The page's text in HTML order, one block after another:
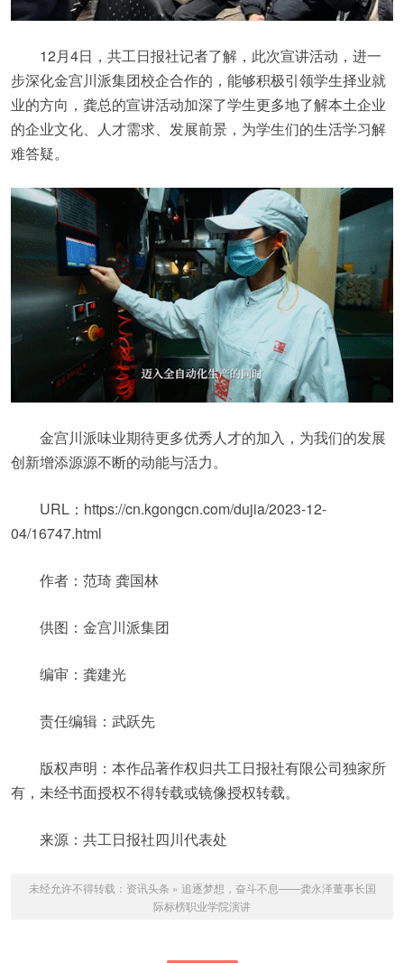
12月4日，共工日报社记者了解，此次宣讲活动，进一
步深化金宫川派集团校企合作的，能够积极引领学生择业就
业的方向，龚总的宣讲活动加深了学生更多地了解本土企业
的企业文化、人才需求、发展前景，为学生们的生活学习解
难答疑。
金宫川派味业期待更多优秀人才的加入，为我们的发展
创新增添源源不断的动能与活力。
URL：https://cn.kgongcn.com/dujia/2023-12-
04/16747.html
作者：范琦 龚国林
供图：金宫川派集团
编审：龚建光
责任编辑：武跃先
版权声明：本作品著作权归共工日报社有限公司独家所
有，未经书面授权不得转载或镜像授权转载。
来源：共工日报社四川代表处
未经允许不得转载： 资讯头条 » 追逐梦想，奋斗不息——龚永泽董事长国
际标榜职业学院演讲